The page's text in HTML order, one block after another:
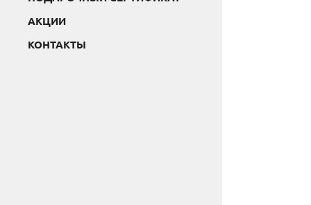
АКЦИИ
КОНТАКТЫ